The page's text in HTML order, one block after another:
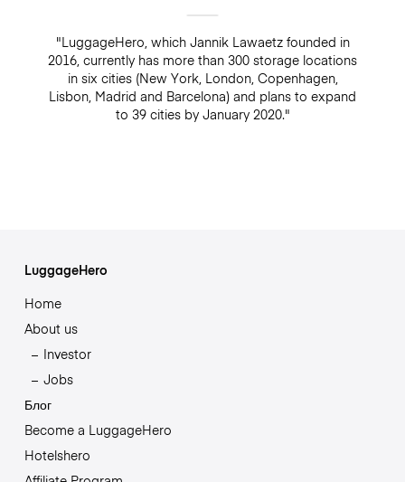
"LuggageHero, which Jannik Lawaetz founded in
2016, currently has more than 300 storage locations
in six cities (New York, London, Copenhagen,
Lisbon, Madrid and Barcelona) and plans to expand
to 39 cities by January 2020."
LuggageHero
Home
About us
Investor
Jobs
Блог
Become a LuggageHero
Hotelshero